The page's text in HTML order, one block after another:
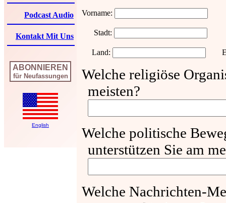
Podcast Audio
Kontakt Mit Uns
ABONNIEREN
für Neufassungen
English
Vorname:
Stadt:
Land: E-
Welche religiöse
meisten?
Welche politische
unterstützen Sie am
Welche Nachrichten-